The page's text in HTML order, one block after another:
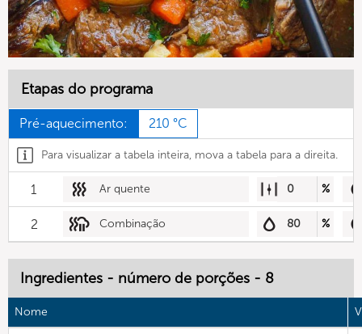
Etapas do programa
Pré-aquecimento: 210 °C
Para visualizar a tabela inteira, mova a tabela para a direita.
1 Ar quente 0 %
2 Combinação 80 %
Ingredientes - número de porções - 8
Nome